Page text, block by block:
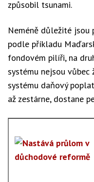
způsobil tsunami.
Neméně důležité jsou
podle příkladu
fondovém pilíři, na
systému nejsou vůbec
systému daňový
až zestárne, dostane